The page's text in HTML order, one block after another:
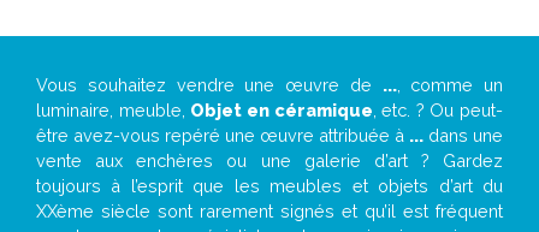
Vous souhaitez vendre une œuvre de ..., comme un
luminaire, meuble, Objet en céramique , etc. ? Ou peut-
être avez-vous repéré une œuvre attribuée à ... dans une
vente aux enchères ou une galerie d’art ? Gardez
toujours à l’esprit que les meubles et objets d’art du
XXème siècle sont rarement signés et qu’il est fréquent